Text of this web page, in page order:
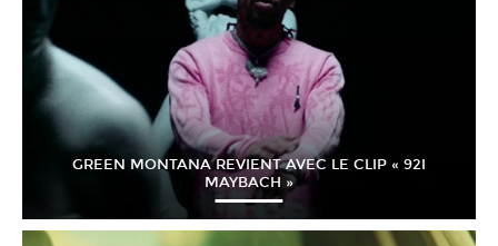
GREEN MONTANA REVIENT AVEC LE CLIP « 92I
MAYBACH »